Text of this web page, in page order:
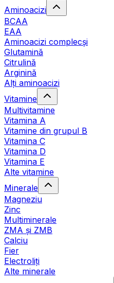
Aminoacizi
BCAA
EAA
Aminoacizi complecși
Glutamină
Citrulină
Arginină
Alți aminoacizi
Vitamine
Multivitamine
Vitamina A
Vitamine din grupul B
Vitamina C
Vitamina D
Vitamina E
Alte vitamine
Minerale
Magneziu
Zinc
Multiminerale
ZMA și ZMB
Calciu
Fier
Electroliți
Alte minerale